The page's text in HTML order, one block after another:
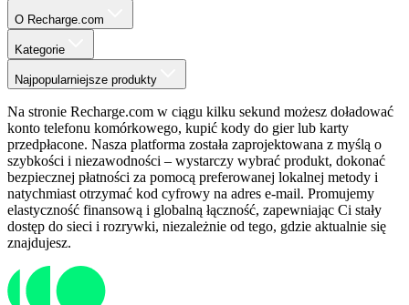
O Recharge.com
Kategorie
Najpopularniejsze produkty
Na stronie Recharge.com w ciągu kilku sekund możesz doładować
konto telefonu komórkowego, kupić kody do gier lub karty
przedpłacone. Nasza platforma została zaprojektowana z myślą o
szybkości i niezawodności – wystarczy wybrać produkt, dokonać
bezpiecznej płatności za pomocą preferowanej lokalnej metody i
natychmiast otrzymać kod cyfrowy na adres e-mail. Promujemy
elastyczność finansową i globalną łączność, zapewniając Ci stały
dostęp do sieci i rozrywki, niezależnie od tego, gdzie aktualnie się
znajdujesz.